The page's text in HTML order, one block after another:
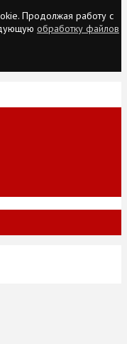
Продолжая работу с
обработку файлов